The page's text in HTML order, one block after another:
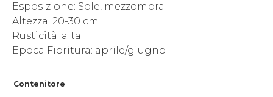
Esposizione: Sole, mezzombra
Altezza: 20-30 cm
Rusticità: alta
Epoca Fioritura: aprile/giugno
Contenitore